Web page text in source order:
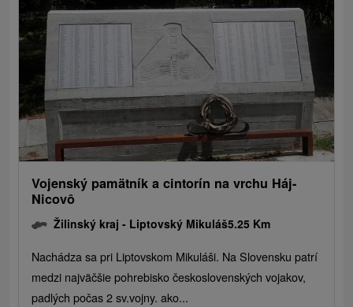
Vojenský pamätník a cintorín na vrchu Háj-
Nicovô
Žilinský kraj - Liptovský Mikuláš5.25 Km
Nachádza sa pri Liptovskom Mikuláši. Na Slovensku patrí
medzi najväčšie pohrebisko československých vojakov,
padlých počas 2 sv.vojny. ako...